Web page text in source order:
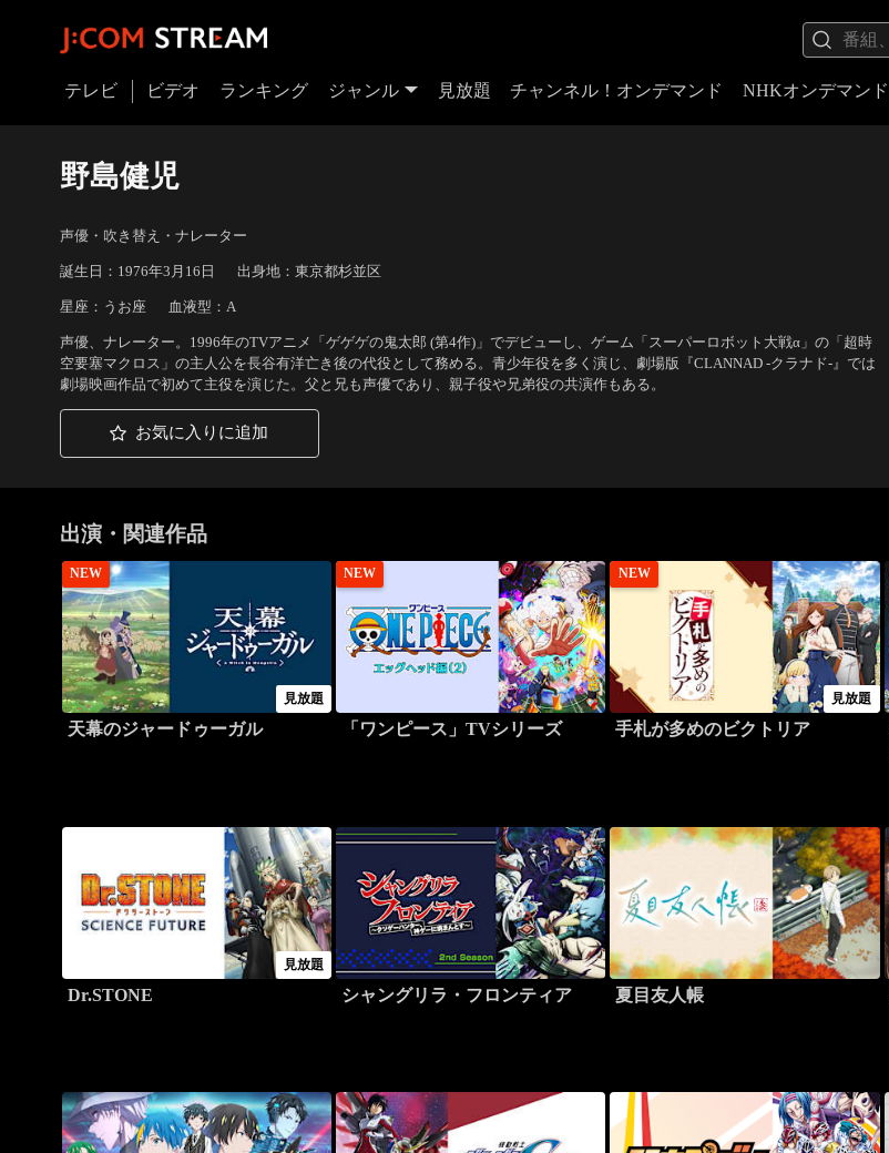
テレビ ビデオ ランキング ジャンル 見放題 チャンネル！オンデマンド NHKオンデマンド
野島健児
声優・吹き替え・ナレーター
誕生日：1976年3月16日 出身地：東京都杉並区
星座：うお座 血液型：A
声優、ナレーター。1996年のTVアニメ「ゲゲゲの鬼太郎 (第4作)」でデビューし、ゲーム「スーパーロボット大戦α」の「超時
空要塞マクロス」の主人公を長谷有洋亡き後の代役として務める。青少年役を多く演じ、劇場版『CLANNAD -クラナド-』では
劇場映画作品で初めて主役を演じた。父と兄も声優であり、親子役や兄弟役の共演作もある。
お気に入りに追加
出演・関連作品
NEW
見放題
天幕のジャードゥーガル
NEW
「ワンピース」TVシリーズ
NEW
見放題
手札が多めのビクトリア
見放題
Dr.STONE シャングリラ・フロンティア 夏目友人帳